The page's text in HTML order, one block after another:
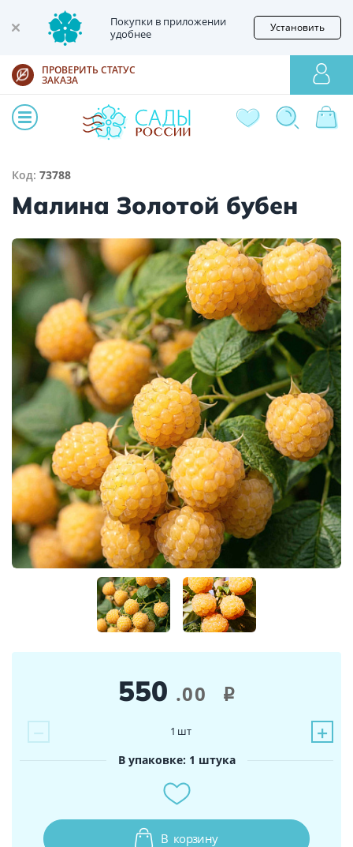
Покупки в приложении
удобнее
Установить
ПРОВЕРИТЬ СТАТУС
ЗАКАЗА
Код: 73788
Малина Золотой бубен
550 .00 i
− +
1 шт
В упаковке: 1 штука
В корзину